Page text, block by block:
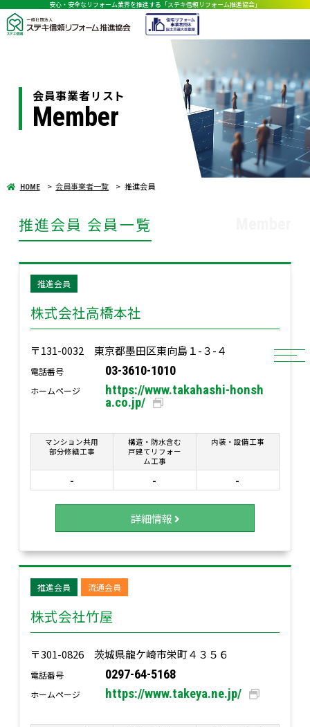
安心・安全なリフォーム業界を推進する「ステキ信頼リフォーム推進協会」
会員事業者リスト
Member
HOME 会員事業者一覧 推進会員
推進会員 会員一覧
株式会社高橋本社
推進会員
〒131-0032 東京都墨田区東向島１-３-４
電話番号 03-3610-1010
ホームページ
https://www.takahashi-honsh
a.co.jp/
マンション共用
部分修繕工事
構造・防水含む
戸建てリフォー
ム工事
内装・設備工事
- - -
詳細情報
株式会社竹屋
推進会員 流通会員
〒301-0826 茨城県龍ケ崎市栄町４３５６
電話番号 0297-64-5168
ホームページ https://www.takeya.ne.jp/